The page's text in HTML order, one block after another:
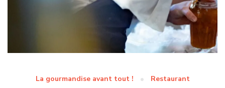
La gourmandise avant tout ! Restaurant